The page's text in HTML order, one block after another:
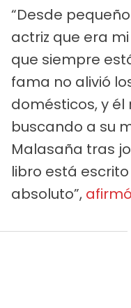
“Desde
actriz que era
que siempre
fama no alivió
domésticos, y
buscando a su
Malasaña tras
libro está
absoluto”, afirmó